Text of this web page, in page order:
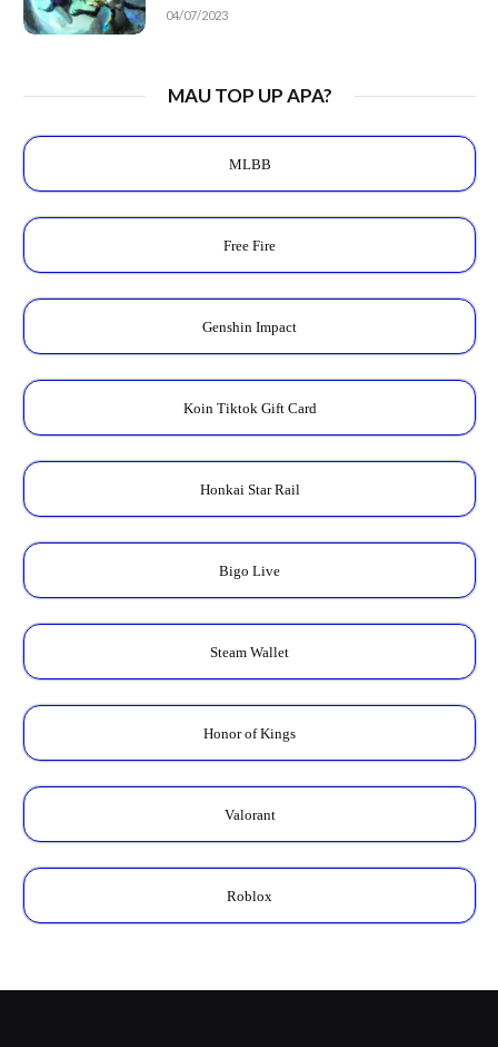
04/07/2023
MAU TOP UP APA?
MLBB
Free Fire
Genshin Impact
Koin Tiktok Gift Card
Honkai Star Rail
Bigo Live
Steam Wallet
Honor of Kings
Valorant
Roblox